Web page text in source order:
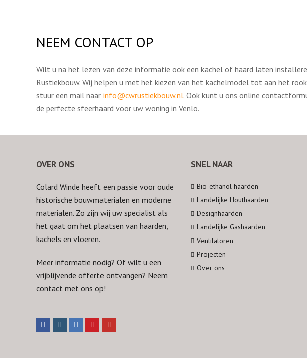
NEEM CONTACT OP
Wilt u na het lezen van deze informatie ook een kachel of haard laten
Rustiekbouw. Wij helpen u met het kiezen van het kachelmodel tot aan het
stuur een mail naar info@cwrustiekbouw.nl. Ook kunt u ons online
de perfecte sfeerhaard voor uw woning in Venlo.
OVER ONS
Colard Winde heeft een passie voor oude
historische bouwmaterialen en moderne
materialen. Zo zijn wij uw specialist als
het gaat om het plaatsen van haarden,
kachels en vloeren.
Meer informatie nodig? Of wilt u een
vrijblijvende offerte ontvangen? Neem
contact met ons op!
SNEL NAAR
Bio-ethanol haarden
Landelijke Houthaarden
Designhaarden
Landelijke Gashaarden
Ventilatoren
Projecten
Over ons